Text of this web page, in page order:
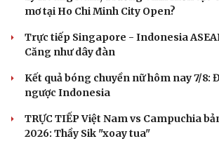
mơ tại Ho Chi Minh City Open?
Trực tiếp Singapore - Indonesia
Căng như dây đàn
Kết quả bóng chuyền nữ hôm nay 7/8:
ngược Indonesia
TRỰC TIẾP Việt Nam vs Campuchia
2026: Thầy Sik "xoay tua"